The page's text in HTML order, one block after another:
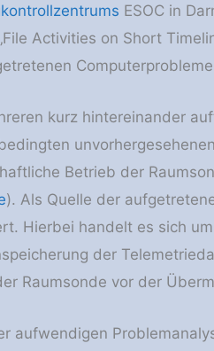
ESOC in
Activities on Short
kurz hintereinander
Betrieb der
). Als Quelle der
Hierbei handelt es sich
der
Raumsonde vor der
aufwendigen